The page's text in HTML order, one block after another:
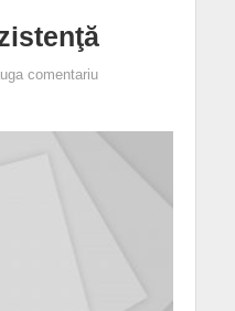
comentariu